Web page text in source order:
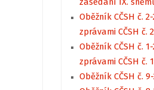
Oběžník CČSH č.
zprávami CČSH č.
Oběžník CČSH č.
zprávami CČSH č.
Oběžník CČSH č.